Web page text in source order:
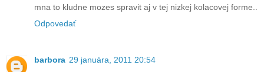
mna to kludne mozes spravit aj v tej nizkej kolacovej forme..
Odpovedať
barbora 29 januára, 2011 20:54